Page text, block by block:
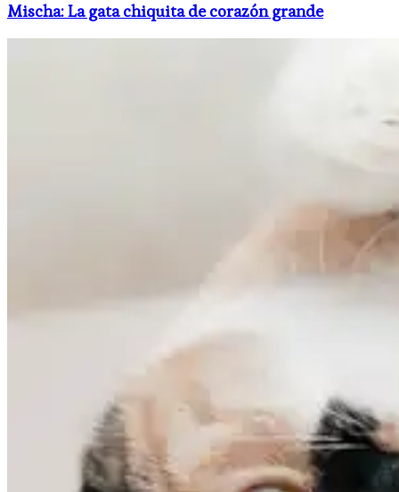
Mischa: La gata chiquita de corazón grande